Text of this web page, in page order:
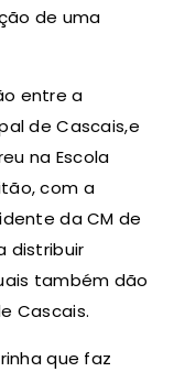
de uma
entre a
de Cascais,e
na Escola
com a
da CM de
distribuir
também dão
Cascais.
que faz